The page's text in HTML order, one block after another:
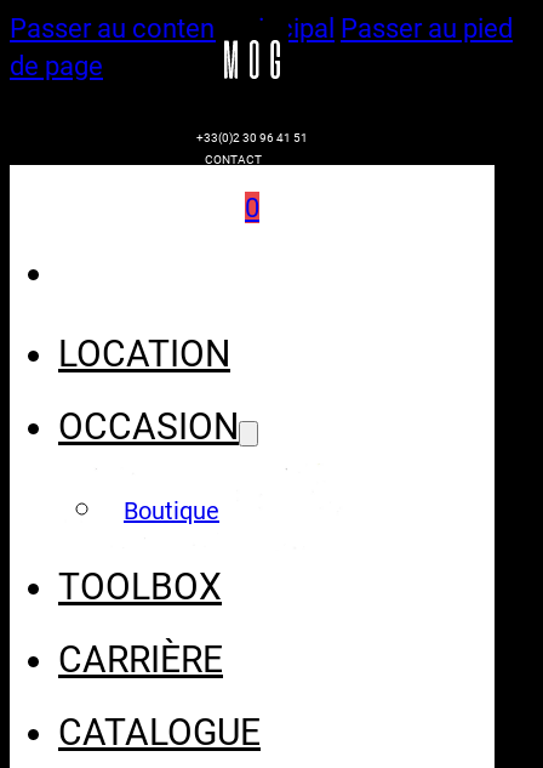
Passer au contenu principal Passer au pied
de page
+33(0)2 30 96 41 51
CONTACT
0
LOCATION
OCCASION
Boutique
TOOLBOX
CARRIÈRE
CATALOGUE